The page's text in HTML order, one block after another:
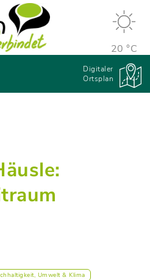
20 °C
Digitaler
Ortsplan
Umwelt & Klima